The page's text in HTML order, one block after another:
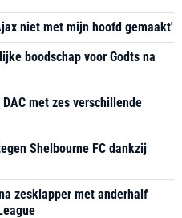
niet met mijn hoofd gemaakt'
boodschap voor Godts na
met zes verschillende
Shelbourne FC dankzij
zesklapper met anderhalf